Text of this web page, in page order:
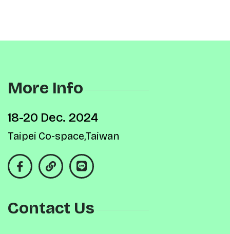
More Info
18-20 Dec. 2024
Taipei Co-space,Taiwan
Contact Us